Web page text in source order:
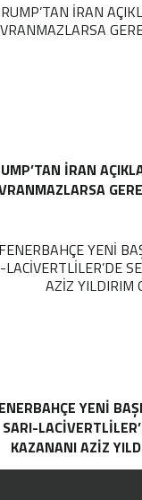
İRAN
YENI
SARI-
KAZANANI AZIZ